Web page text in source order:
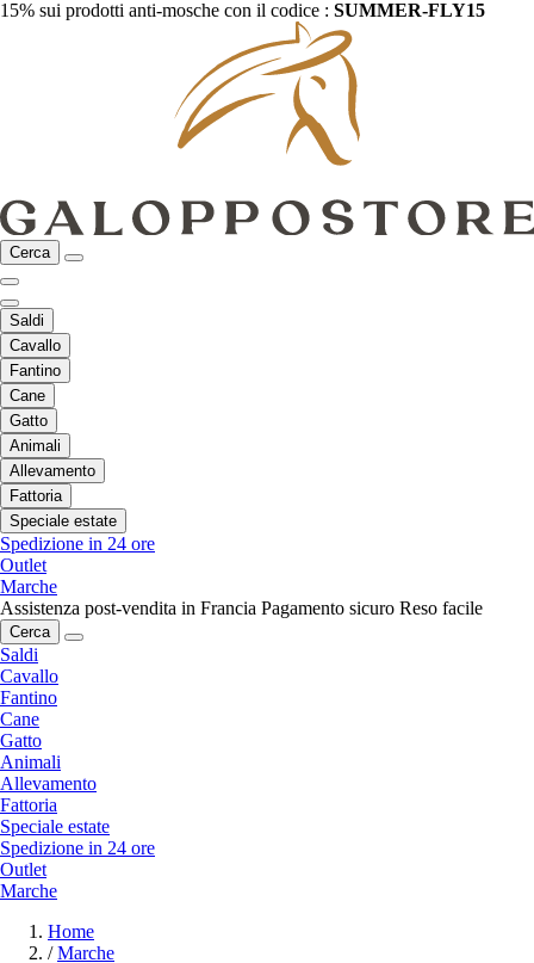
15% sui prodotti anti-mosche con il codice : SUMMER-FLY15
Cerca
Saldi
Cavallo
Fantino
Cane
Gatto
Animali
Allevamento
Fattoria
Speciale estate
Spedizione in 24 ore
Outlet
Marche
Assistenza post-vendita in Francia Pagamento sicuro Reso facile
Cerca
Saldi
Cavallo
Fantino
Cane
Gatto
Animali
Allevamento
Fattoria
Speciale estate
Spedizione in 24 ore
Outlet
Marche
Home
/ Marche